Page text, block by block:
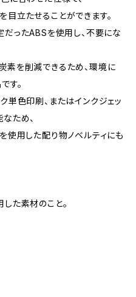
立たせることができます。
ったABSを使用し、不要にな
素を削減できるため、環境に
す。
単色印刷、またはインクジェッ
ため、
使用した配り物ノベルティにも
た素材のこと。